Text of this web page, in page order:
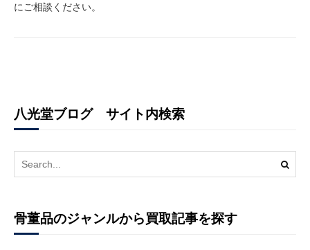
にご相談ください。
八光堂ブログ サイト内検索
Search
for:
骨董品のジャンルから買取記事を探す